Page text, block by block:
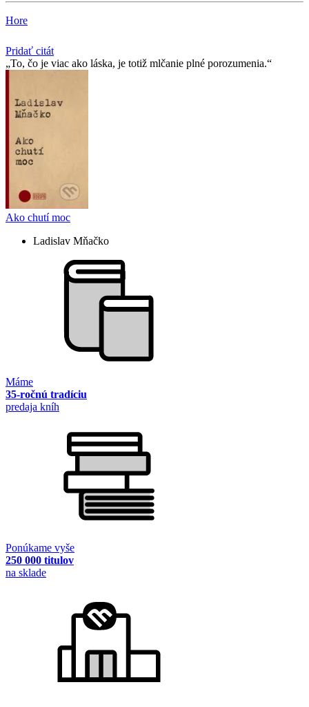
Hore
Pridať citát
To, čo je viac ako láska, je totiž mlčanie plné porozumenia.
Ako chutí moc
Ladislav Mňačko
Máme
35-ročnú tradíciu
predaja kníh
Ponúkame vyše
250 000 titulov
na sklade